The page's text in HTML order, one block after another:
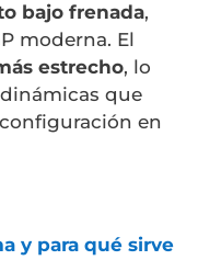
bajo frenada,
moderna. El
estrecho, lo
que
en
y para qué sirve